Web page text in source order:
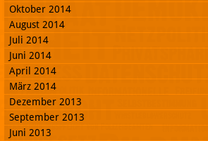
Oktober 2014
August 2014
Juli 2014
Juni 2014
April 2014
März 2014
Dezember 2013
September 2013
Juni 2013